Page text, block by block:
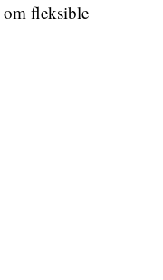
om fleksible